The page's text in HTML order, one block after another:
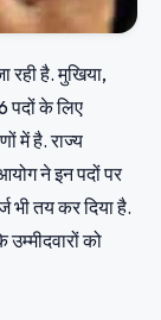
रही है. मुखिया,
पदों के लिए
में है. राज्य
ने इन पदों पर
भी तय कर दिया है.
को